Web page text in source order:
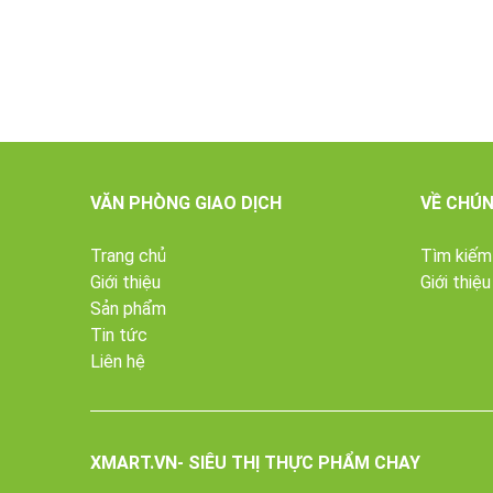
VĂN PHÒNG GIAO DỊCH
Trang chủ
Giới thiệu
Sản phẩm
Tin tức
Liên hệ
VỀ
Tìm kiếm
Giới thiệu
XMART.VN- SIÊU THỊ THỰC PHẨM CHAY